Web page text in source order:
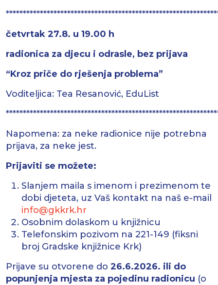
četvrtak 27.8. u 19.00 h
radionica za djecu i odrasle, bez prijava
“Kroz priče do rješenja problema”
Voditeljica: Tea Resanović, EduList
Napomena: za neke radionice nije potrebna
prijava, za neke jest.
Prijaviti se možete:
Slanjem maila s imenom i prezimenom te
dobi djeteta, uz Vaš kontakt na naš e-mail
info@gkkrk.hr
Osobnim dolaskom u knjižnicu
Telefonskim pozivom na 221-149 (fiksni
broj Gradske knjižnice Krk)
Prijave su otvorene do 26.6.2026. ili do
popunjenja mjesta za pojedinu radionicu (o